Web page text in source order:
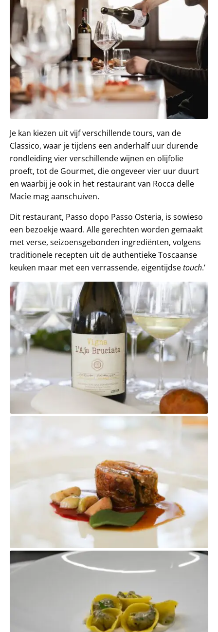
Je kan kiezen uit vijf verschillende tours, van de
Classico, waar je tijdens een anderhalf uur durende
rondleiding vier verschillende wijnen en olijfolie
proeft, tot de Gourmet, die ongeveer vier uur duurt
en waarbij je ook in het restaurant van Rocca delle
Macìe mag aanschuiven.
Dit restaurant, Passo dopo Passo Osteria, is sowieso
een bezoekje waard. Alle gerechten worden gemaakt
met verse, seizoensgebonden ingrediënten, volgens
traditionele recepten uit de authentieke Toscaanse
keuken maar met een verrassende, eigentijdsetouch.’